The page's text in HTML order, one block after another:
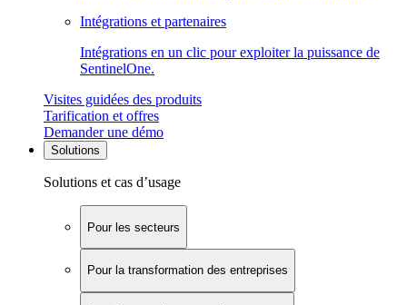
Intégrations et partenaires
Intégrations en un clic pour exploiter la puissance de
SentinelOne.
Visites guidées des produits
Tarification et offres
Demander une démo
Solutions
Solutions et cas d’usage
Pour les secteurs
Pour la transformation des entreprises